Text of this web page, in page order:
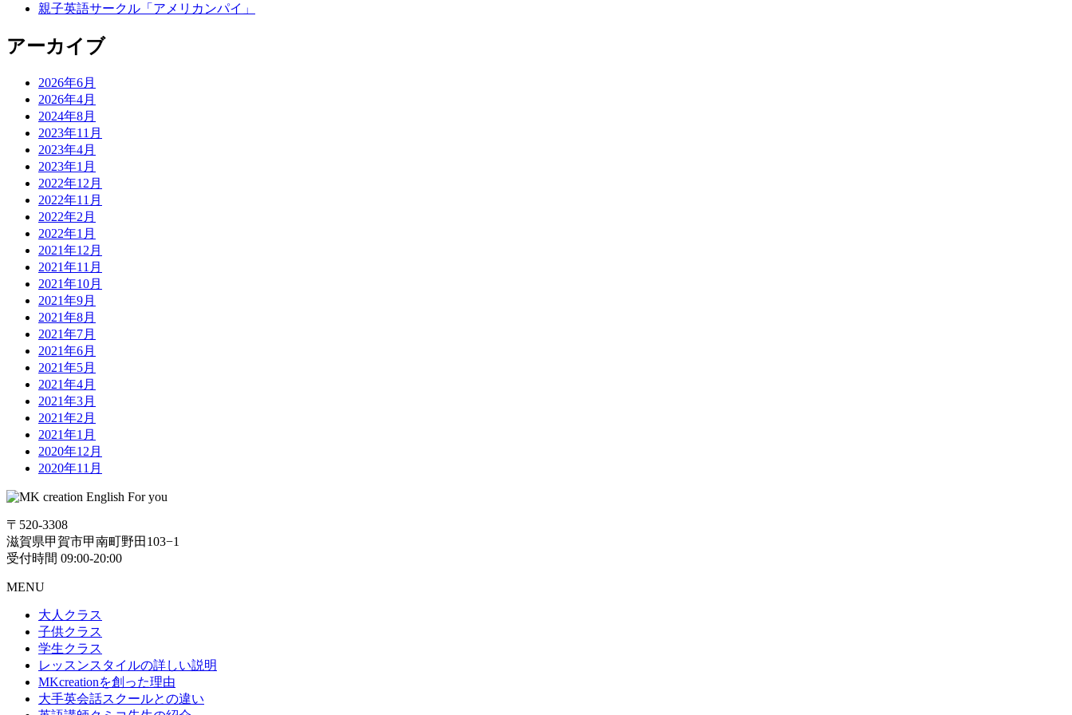
親子英語サークル「アメリカンパイ」
アーカイブ
2026年6月
2026年4月
2024年8月
2023年11月
2023年4月
2023年1月
2022年12月
2022年11月
2022年2月
2022年1月
2021年12月
2021年11月
2021年10月
2021年9月
2021年8月
2021年7月
2021年6月
2021年5月
2021年4月
2021年3月
2021年2月
2021年1月
2020年12月
2020年11月
〒520-3308
滋賀県甲賀市甲南町野田103−1
受付時間 09:00-20:00
MENU
大人クラス
子供クラス
学生クラス
レッスンスタイルの詳しい説明
MKcreationを創った理由
大手英会話スクールとの違い